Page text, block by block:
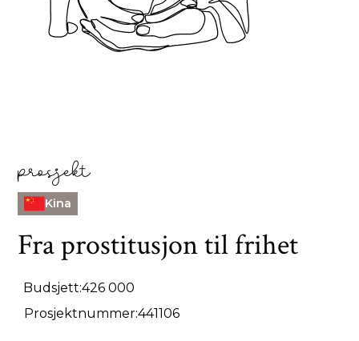
prosjekt
Kina
Fra prostitusjon til frihet
Budsjett:426 000
Prosjektnummer:441106